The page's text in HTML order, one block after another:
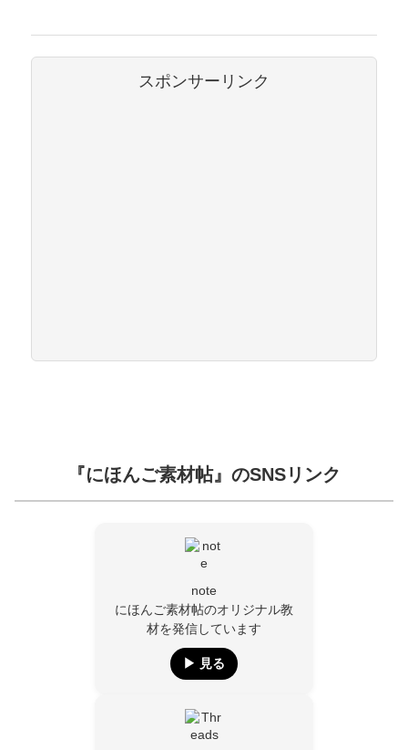
スポンサーリンク
『にほんご素材帖』のSNSリンク
note
にほんご素材帖のオリジナル教
材を発信しています
▶︎ 見る